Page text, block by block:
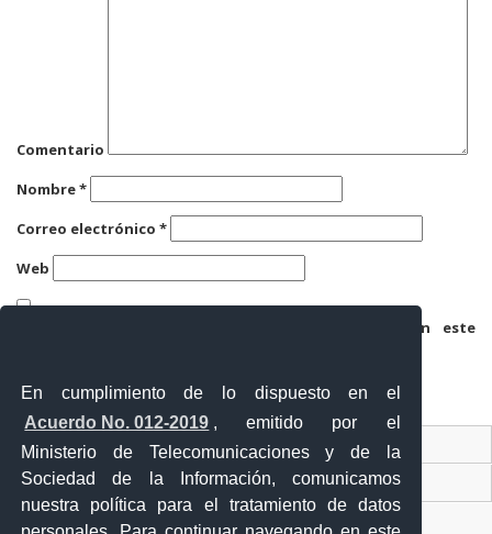
En cumplimiento de lo dispuesto en el
Acuerdo No. 012-2019 , emitido por el
Ministerio de Telecomunicaciones y de la
Sociedad de la Información, comunicamos
nuestra política para el tratamiento de datos
Comentario
Nombre*
Correo electrónico *
Web
Guarda mi nombre, correo electrónico y web en este
Contacto Ciudadano
Ventanilla Única de Comercio Exterior
Sistema Nacional de Información (SNI)